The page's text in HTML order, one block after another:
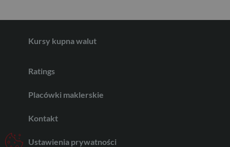
Kursy kupna walut
Ratings
Placówki maklerskie
Kontakt
Ustawienia prywatności